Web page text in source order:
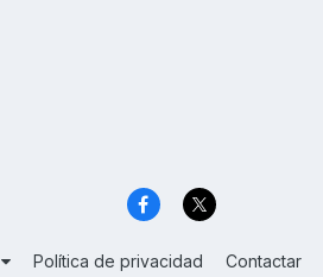
Política de privacidad Contactar